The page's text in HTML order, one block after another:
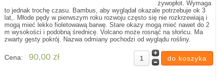
żywopłot. Wymaga
to jednak trochę czasu. Bambus, aby wyglądał okazale potrzebuje ok 3
lat,. Młode pędy w pierwszym roku rozwoju często się nie rozkrzewiają i
mogą mieć lekko fioletowawą barwę. Stare okazy mogą mieć nawet do 2
m wysokości i podobną średnicę. Volcano może rosnąć na słońcu. Ma
zwarty gęsty pokrój. Nazwa odmiany pochodzi od wyglądu rośliny.
Cena: 90,00 zł